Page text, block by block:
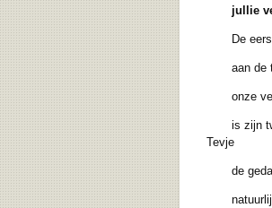
jullie
De eerste
aan de
onze
is zijn
Tevje
de
natuurlijk